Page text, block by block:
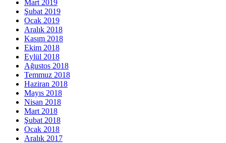
Mart 2019
Şubat 2019
Ocak 2019
Aralık 2018
Kasım 2018
Ekim 2018
Eylül 2018
Ağustos 2018
Temmuz 2018
Haziran 2018
Mayıs 2018
Nisan 2018
Mart 2018
Şubat 2018
Ocak 2018
Aralık 2017